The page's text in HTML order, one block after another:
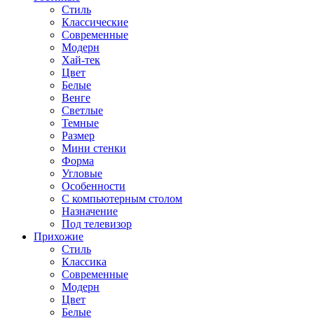
Стиль
Классические
Современные
Модерн
Хай-тек
Цвет
Белые
Венге
Светлые
Темные
Размер
Мини стенки
Форма
Угловые
Особенности
С компьютерным столом
Назначение
Под телевизор
Прихожие
Стиль
Классика
Современные
Модерн
Цвет
Белые